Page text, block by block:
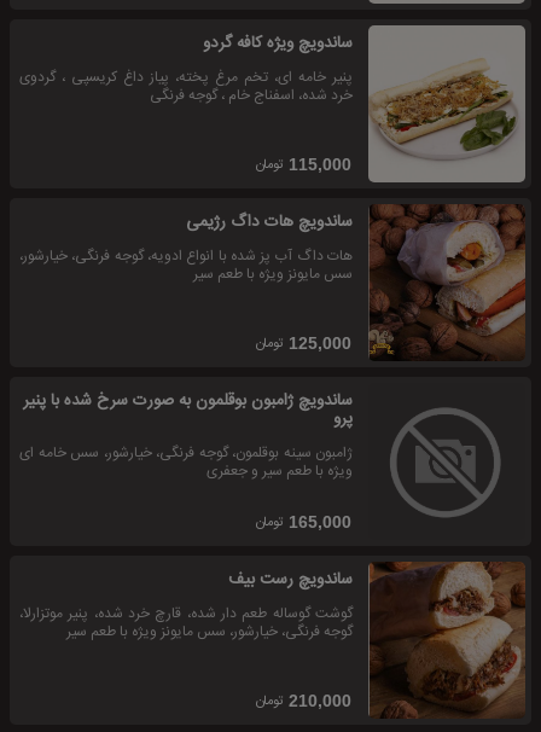
ساندویچ ویژه کافه گردو
پنیر خامه ای، تخم مرغ پخته، پیاز داغ کریسپی ، گردوی
خرد شده، اسفناج خام ، گوجه فرنگی
115,000 تومان
ساندویچ هات داگ رژیمی
هات داگ آب پز شده با انواع ادویه، گوجه فرنگی، خیارشور،
سس مایونز ویژه با طعم سیر
125,000 تومان
ساندویچ ژامبون بوقلمون به صورت سرخ شده با پنیر
پرو
ژامبون سینه بوقلمون، گوجه فرنگی، خیارشور، سس خامه ای
ویژه با طعم سیر و جعفری
165,000 تومان
ساندویچ رست بیف
گوشت گوساله طعم دار شده، قارچ خرد شده، پنیر موتزارلا،
گوجه فرنگی، خیارشور، سس مایونز ویژه با طعم سیر
210,000 تومان